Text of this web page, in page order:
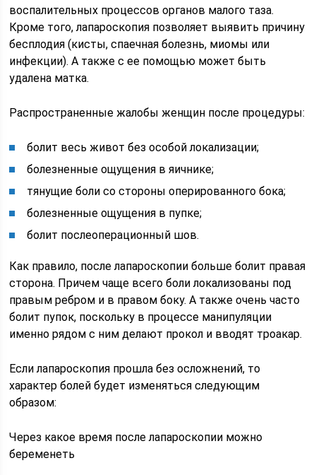
воспалительных процессов органов малого таза.
Кроме того, лапароскопия позволяет выявить причину
бесплодия (кисты, спаечная болезнь, миомы или
инфекции). А также с ее помощью может быть
удалена матка.
Распространенные жалобы женщин после процедуры:
болит весь живот без особой локализации;
болезненные ощущения в яичнике;
тянущие боли со стороны оперированного бока;
болезненные ощущения в пупке;
болит послеоперационный шов.
Как правило, после лапароскопии больше болит правая
сторона. Причем чаще всего боли локализованы под
правым ребром и в правом боку. А также очень часто
болит пупок, поскольку в процессе манипуляции
именно рядом с ним делают прокол и вводят троакар.
Если лапароскопия прошла без осложнений, то
характер болей будет изменяться следующим
образом:
Через какое время после лапароскопии можно
беременеть